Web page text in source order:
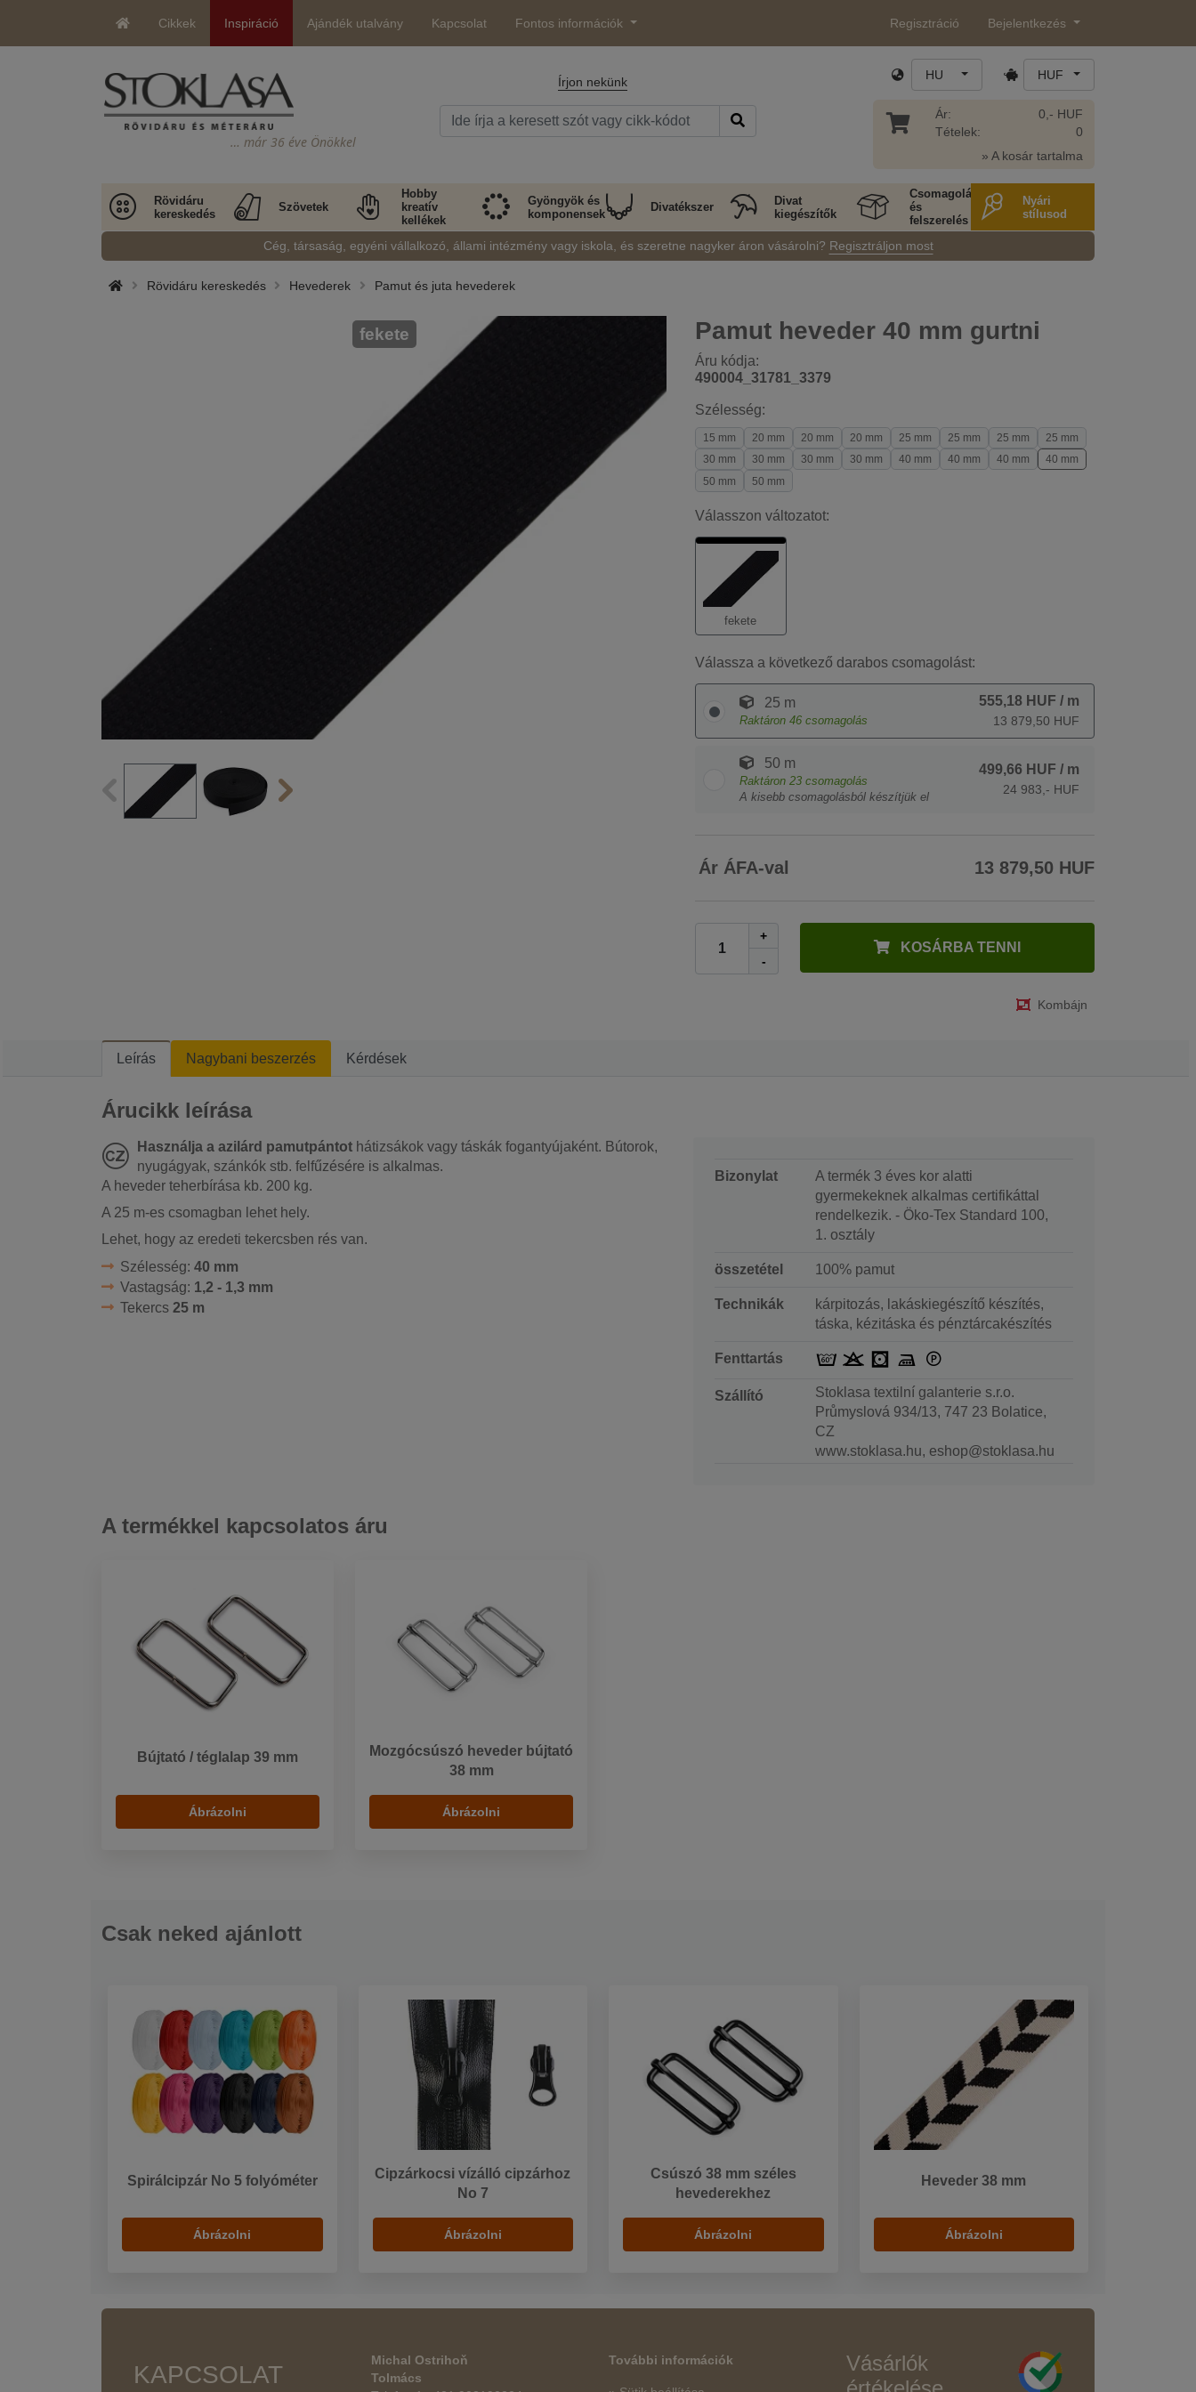
Cikkek Inspiráció Ajándék utalvány Kapcsolat Fontos információk Regisztráció Bejelentkezés
… már 36 éve Önökkel
Írjon nekünk HU HUF
Ár:
Tételek:
0,- HUF
0
» A kosár tartalma
Rövidáru
kereskedés
Szövetek
Hobby
kreatív
kellékek
Gyöngyök és
komponensek
Divatékszer
Divat
kiegészítők
Csomagolás
és
felszerelés
Nyári
stílusod
Cég, társaság, egyéni vállalkozó, állami intézmény vagy iskola, és szeretne nagyker áron vásárolni? Regisztráljon most
Rövidáru kereskedés Hevederek Pamut és juta hevederek
Pamut heveder 40 mm gurtni
Áru kódja:
490004_31781_3379
fekete
Szélesség:
15 mm 20 mm 20 mm 20 mm 25 mm 25 mm 25 mm
25 mm
30 mm
30 mm 30 mm 30 mm 40 mm 40 mm 40 mm
40 mm
50 mm
50 mm
Válasszon változatot:
fekete
Válassza a következő darabos csomagolást:
25 m
Raktáron 46 csomagolás
555,18 HUF / m
13 879,50 HUF
50 m
Raktáron 23 csomagolás
A kisebb csomagolásból készítjük el
499,66 HUF / m
24 983,- HUF
Ár ÁFA-val 13 879,50 HUF
+
-
KOSÁRBA TENNI
Kombájn
Leírás Nagybani beszerzés Kérdések
Árucikk leírása
Használja a azilárd pamutpántot hátizsákok vagy táskák fogantyújaként. Bútorok,
nyugágyak, szánkók stb. felfűzésére is alkalmas.
A heveder teherbírása kb. 200 kg.
A 25 m-es csomagban lehet hely.
Lehet, hogy az eredeti tekercsben rés van.
Szélesség: 40 mm
Vastagság: 1,2 - 1,3 mm
Tekercs 25 m
Bizonylat
A termék 3 éves kor alatti
gyermekeknek alkalmas certifikáttal
rendelkezik. - Öko-Tex Standard 100,
1. osztály
összetétel 100% pamut
Technikák
kárpitozás, lakáskiegészítő készítés,
táska, kézitáska és pénztárcakészítés
Fenttartás
Szállító
Stoklasa textilní galanterie s.r.o.
Průmyslová 934/13, 747 23 Bolatice,
CZ
www.stoklasa.hu, eshop@stoklasa.hu
A termékkel kapcsolatos áru
Bújtató / téglalap 39 mm
Ábrázolni
Mozgócsúszó heveder bújtató
38 mm
Ábrázolni
Csak neked ajánlott
Spirálcipzár No 5 folyóméter
Ábrázolni
Cipzárkocsi vízálló cipzárhoz
No 7
Ábrázolni
Csúszó 38 mm széles
hevederekhez
Ábrázolni
Heveder 38 mm
Ábrázolni
KAPCSOLAT
Michal Ostrihoň
Tolmács
További információk
Vásárlók